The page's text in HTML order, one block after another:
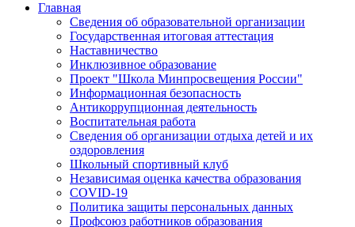
Главная
Сведения об образовательной организации
Государственная итоговая аттестация
Наставничество
Инклюзивное образование
Проект "Школа Минпросвещения России"
Информационная безопасность
Антикоррупционная деятельность
Воспитательная работа
Сведения об организации отдыха детей и их
оздоровления
Школьный спортивный клуб
Независимая оценка качества образования
COVID-19
Политика защиты персональных данных
Профсоюз работников образования